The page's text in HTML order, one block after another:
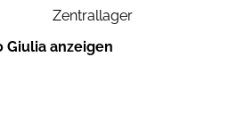
Zentrallager
Giulia anzeigen